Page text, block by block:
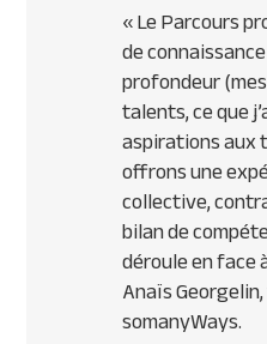
«Le Parcours
de
profondeur
talents, ce que
aspirations aux
offrons une
collective,
bilan de
déroule en face
Anaïs
somanyWays.